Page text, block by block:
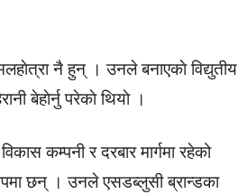
नै हुन् । उनले बनाएकाे विद्युतीय
बेहाेर्नु परेकाे थियाे ।
कम्पनी र दरबार मार्गमा रहेको
छन् । उनले एसडब्लुसी ब्रान्डका